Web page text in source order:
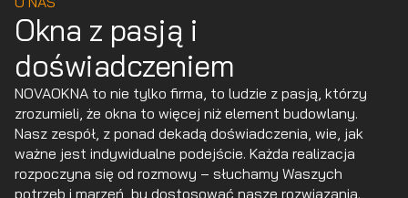
Okna z pasją i
doświadczeniem
NOVAOKNA to nie tylko firma, to ludzie z pasją, którzy
zrozumieli, że okna to więcej niż element budowlany.
Nasz zespół, z ponad dekadą doświadczenia, wie, jak
ważne jest indywidualne podejście. Każda realizacja
rozpoczyna się od rozmowy – słuchamy Waszych
potrzeb i marzeń, by dostosować nasze rozwiązania.